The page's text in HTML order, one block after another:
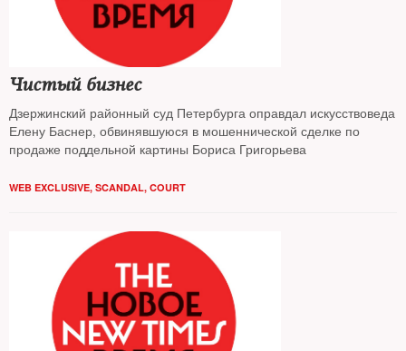
Чистый бизнес
Дзержинский районный суд Петербурга оправдал искусствоведа
Елену Баснер, обвинявшуюся в мошеннической сделке по
продаже поддельной картины Бориса Григорьева
WEB EXCLUSIVE, SCANDAL, COURT